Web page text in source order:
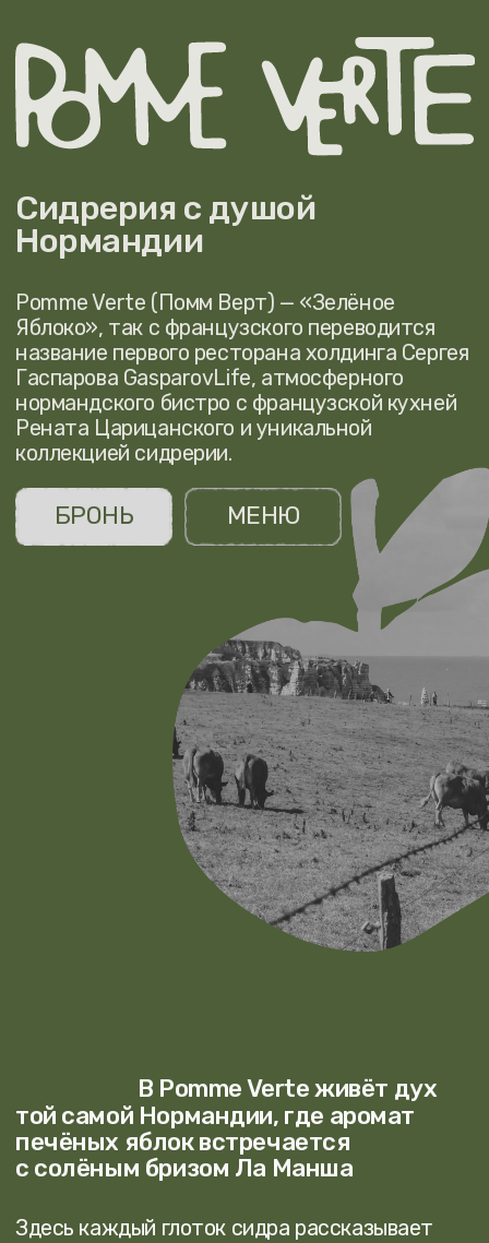
Сидрерия с душой
Pomme Verte (Помм Верт) — «Зелёное
Яблоко», так с французского переводится
название первого ресторана холдинга Сергея
нормандского бистро с французской кухней
Рената Царицанского и уникальной
коллекцией сидрерии.
В Pomme Verte живёт дух
той самой Нормандии, где аромат
печёных яблок встречается
с солёным бризом Ла Манша
Здесь каждый глоток сидра рассказывает
историю яблоневых садов и тихих ферм,
а время течёт неспешно. Мы собрали более
французской деревни, чтобы создать место,
БРОНЬ МЕНЮ